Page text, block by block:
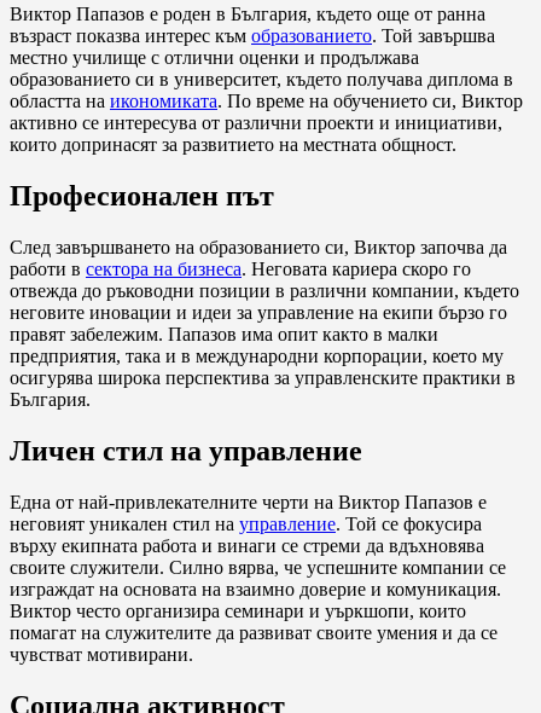
Виктор Папазов е роден в България, където още от ранна
възраст показва интерес към образованието. Той завършва
местно училище с отлични оценки и продължава
образованието си в университет, където получава диплома в
областта на икономиката. По време на обучението си, Виктор
активно се интересува от различни проекти и инициативи,
които допринасят за развитието на местната общност.
Професионален път
След завършването на образованието си, Виктор започва да
работи в сектора на бизнеса. Неговата кариера скоро го
отвежда до ръководни позиции в различни компании, където
неговите иновации и идеи за управление на екипи бързо го
правят забележим. Папазов има опит както в малки
предприятия, така и в международни корпорации, което му
осигурява широка перспектива за управленските практики в
България.
Личен стил на управление
Една от най-привлекателните черти на Виктор Папазов е
неговият уникален стил на управление. Той се фокусира
върху екипната работа и винаги се стреми да вдъхновява
своите служители. Силно вярва, че успешните компании се
изграждат на основата на взаимно доверие и комуникация.
Виктор често организира семинари и уъркшопи, които
помагат на служителите да развиват своите умения и да се
чувстват мотивирани.
Социална активност